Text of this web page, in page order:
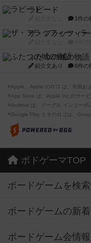
ラピード
1件の
ザ・フラッフィー
ふたつの城の物語
紹介文あり 6件の
※Apple、Apple のロゴ は、米国お
※App Store は、Apple Inc.のサービ
※Android は、グーグル インコーポ
※Google Play とそのロゴは、
ボドゲーマTOP
ボードゲームを検
ボードゲームの新
ボードゲーム会情報